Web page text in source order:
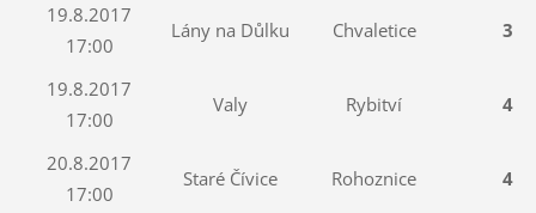
19.8.2017
17:00
Lány na Důlku Chvaletice 3 :
19.8.2017
17:00
Valy Rybitví 4 :
20.8.2017
17:00
Staré Čívice Rohoznice 4 :